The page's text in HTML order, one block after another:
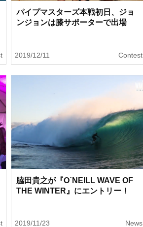
パイプマスターズ本戦初日、ジョ
ンジョンは膝サポーターで出場
2019/12/11 Contest
脇田貴之が『O`NEILL WAVE OF
THE WINTER』にエントリー！
2019/11/23 News